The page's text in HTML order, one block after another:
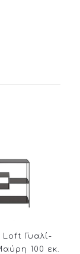
Γυαλί-
100 εκ.